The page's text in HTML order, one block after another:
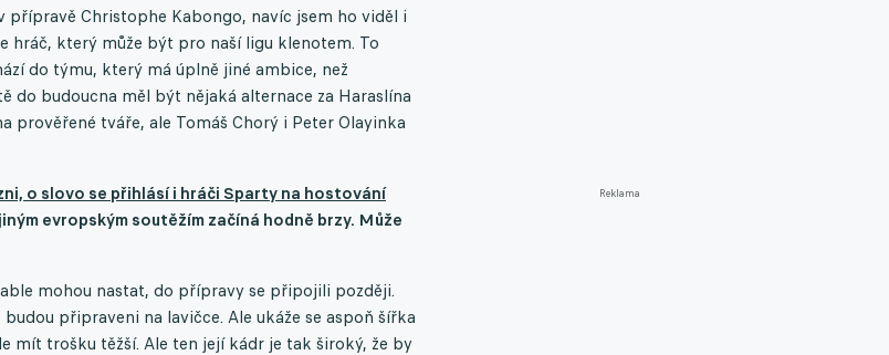
Reklama
přípravě Christophe Kabongo, navíc jsem ho viděl i
hráč, který může být pro naší ligu klenotem. To
do týmu, který má úplně jiné ambice, než
do budoucna měl být nějaká alternace za Haraslína
prověřené tváře, ale Tomáš Chorý i Peter Olayinka
o slovo se přihlásí i hráči Sparty na hostování
evropským soutěžím začíná hodně brzy. Může
mohou nastat, do přípravy se připojili později.
připraveni na lavičce. Ale ukáže se aspoň šířka
mít trošku těžší. Ale ten její kádr je tak široký, že by